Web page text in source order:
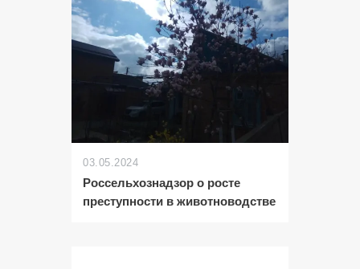
03.05.2024
Россельхознадзор о росте
преступности в животноводстве